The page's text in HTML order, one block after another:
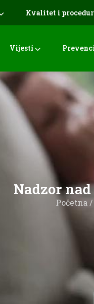
Kvalitet i
Vijesti
Nadzor
Početna/